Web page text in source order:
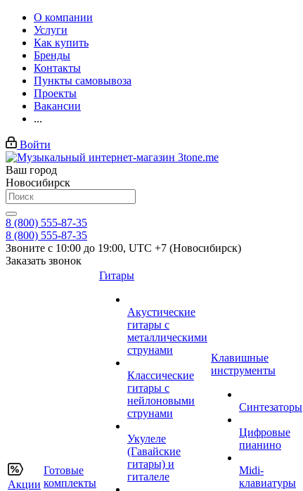
О компании
Услуги
Как купить
Бренды
Контакты
Пункты самовывоза
Проекты
Вакансии
...
Войти
Ваш город
Новосибирск
8 (800) 555-87-35
8 (800) 555-87-35
Звоните с 10:00 до 19:00, UTC +7 (Новосибирск)
Заказать звонок
Акции
Готовые
комплекты
Гитары
Акустические
гитары с
металлическими
струнами
Классические
гитары с
нейлоновыми
струнами
Укулеле
(Гавайские
гитары) и
гиталеле
Клавишные
инструменты
Синтезаторы
Цифровые
пианино
Midi-
клавиатуры